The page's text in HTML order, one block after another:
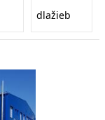
dlažieb